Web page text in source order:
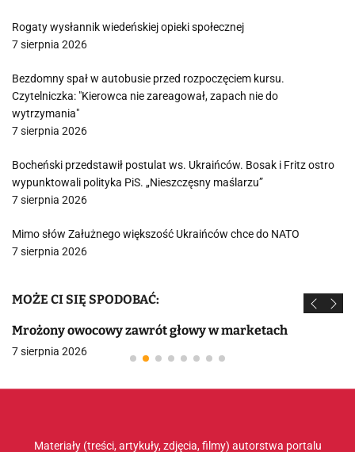
Rogaty wysłannik wiedeńskiej opieki społecznej
7 sierpnia 2026
Bezdomny spał w autobusie przed rozpoczęciem kursu.
Czytelniczka: "Kierowca nie zareagował, zapach nie do
wytrzymania"
7 sierpnia 2026
Bocheński przedstawił postulat ws. Ukraińców. Bosak i Fritz ostro
wypunktowali polityka PiS. „Nieszczęsny maślarzu”
7 sierpnia 2026
Mimo słów Załużnego większość Ukraińców chce do NATO
7 sierpnia 2026
MOŻE CI SIĘ SPODOBAĆ:
Mrożony owocowy zawrót głowy w marketach
7 sierpnia 2026
Materiały (treści, artykuły, zdjęcia, filmy) autorstwa portalu